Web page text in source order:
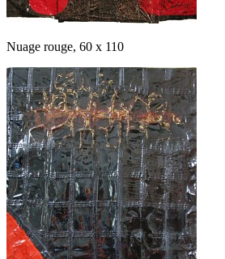
Nuage rouge, 60 x 110